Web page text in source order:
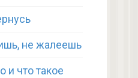
не жалеешь
и что такое